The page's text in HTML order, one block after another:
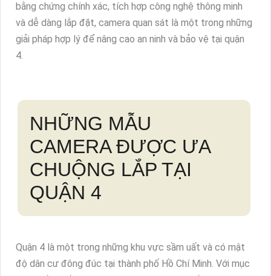
bằng chứng chính xác, tích hợp công nghệ thông minh
và dễ dàng lắp đặt, camera quan sát là một trong những
giải pháp hợp lý để nâng cao an ninh và bảo vệ tại quận
4.
NHỮNG MẪU
CAMERA ĐƯỢC ƯA
CHUỘNG LẮP TẠI
QUẬN 4
Quận 4 là một trong những khu vực sầm uất và có mật
độ dân cư đông đúc tại thành phố Hồ Chí Minh. Với mục